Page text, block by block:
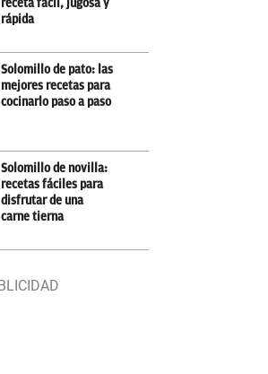
receta fácil, jugosa y
rápida
Solomillo de pato: las
mejores recetas para
cocinarlo paso a paso
Solomillo de novilla:
recetas fáciles para
disfrutar de una
carne tierna